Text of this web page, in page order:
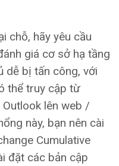
chỗ, hãy yêu cầu
giá cơ sở hạ tầng
dễ bị tấn công, với
thể truy cập từ
Outlook lên web /
này, bạn nên cài
Cumulative
đặt các bản cập